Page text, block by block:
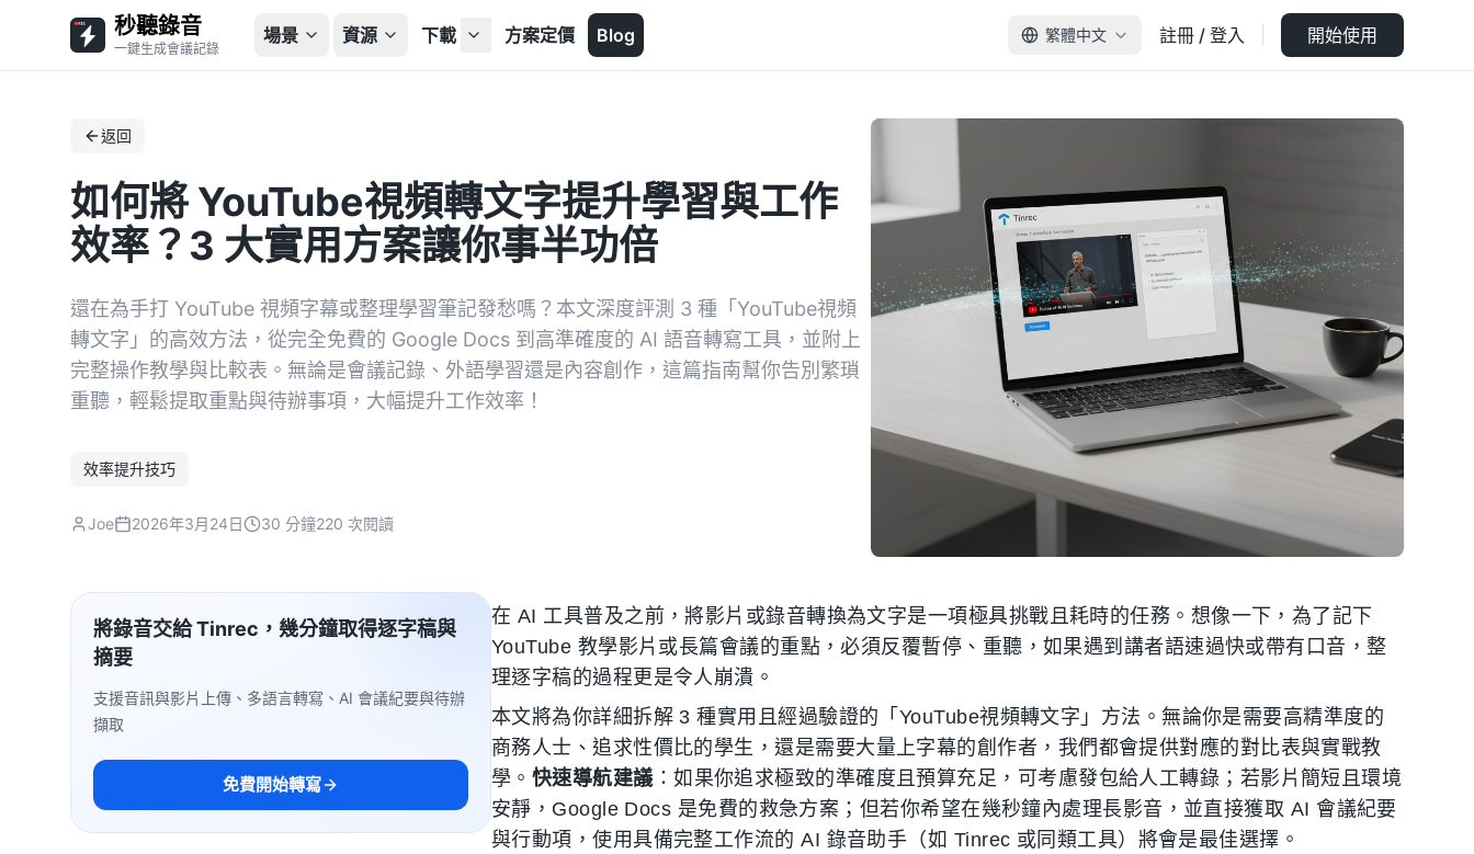
秒聽錄音
一鍵生成會議記錄
場景 資源 下載 方案定價 Blog 繁體中文 註冊 / 登入 開始使用
返回
如何將 YouTube視頻轉文字提升學習與工作
效率？3 大實用方案讓你事半功倍
還在為手打 YouTube 視頻字幕或整理學習筆記發愁嗎？本文深度評測 3 種「YouTube視頻
轉文字」的高效方法，從完全免費的 Google Docs 到高準確度的 AI 語音轉寫工具，並附上
完整操作教學與比較表。無論是會議記錄、外語學習還是內容創作，這篇指南幫你告別繁瑣
重聽，輕鬆提取重點與待辦事項，大幅提升工作效率！
效率提升技巧
Joe 2026年3月24日 30 分鐘220 次閱讀
將錄音交給 Tinrec，幾分鐘取得逐字稿與
摘要
支援音訊與影片上傳、多語言轉寫、AI 會議紀要與待辦
擷取
免費開始轉寫
在 AI 工具普及之前，將影片或錄音轉換為文字是一項極具挑戰且耗時的任務。想像一下，為了記下
YouTube 教學影片或長篇會議的重點，必須反覆暫停、重聽，如果遇到講者語速過快或帶有口音，整
理逐字稿的過程更是令人崩潰。
本文將為你詳細拆解 3 種實用且經過驗證的「YouTube視頻轉文字」方法。無論你是需要高精準度的
商務人士、追求性價比的學生，還是需要大量上字幕的創作者，我們都會提供對應的對比表與實戰教
學。 快速導航建議 ：如果你追求極致的準確度且預算充足，可考慮發包給人工轉錄；若影片簡短且環境
安靜，Google Docs 是免費的救急方案；但若你希望在幾秒鐘內處理長影音，並直接獲取 AI 會議紀要
與行動項，使用具備完整工作流的 AI 錄音助手（如 Tinrec 或同類工具）將會是最佳選擇。